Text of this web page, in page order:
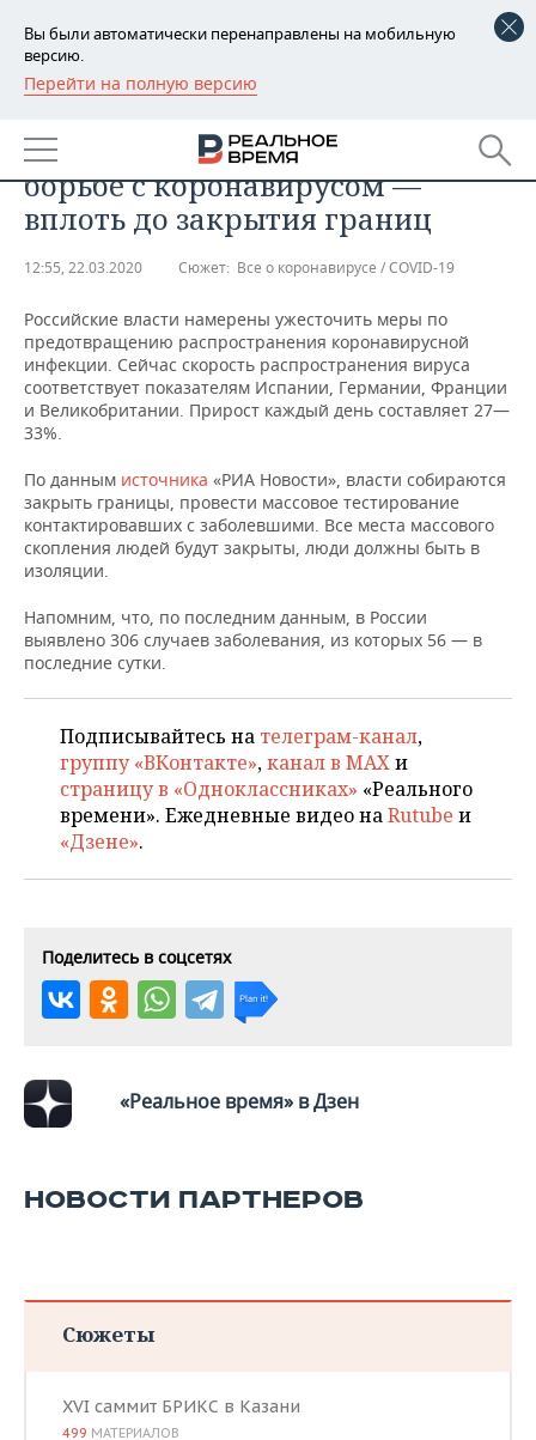
Вы были автоматически перенаправлены на мобильную
версию.
Перейти на полную версию
РЕГИОНЫ
БАШКОРТОСТАН
ТАТАРСТАН
НОВОСТИ
АНАЛИТИКА
КОРОЛИ ГОСЗАКАЗА ПФО
ВУЗЫ ТАТАРСТАНА
КОМУ ПРИНАДЛЕЖАТ
ТОРГОВЫЕ ЦЕНТРЫ
ТАТАРСТАНА
ФИНАНСЫ
БАНКИ
БЮДЖЕТ
ИНВЕСТИЦИИ
НОВОСТИ
ПРОМЫШЛЕННОСТИ
АГРОПРОМ
МАШИНОСТРОЕНИЕ
НЕФТЕХИМИЯ
ОПК
НЕДВИЖИМОСТЬ
НОВОСТИ НЕДВИЖИМОСТИ
АВТО
НОВОСТИ АВТО
БИЗНЕС
НОВОСТИ БИЗНЕСА
РОЗНИЧНАЯ ТОРГОВЛЯ
ТРАНСПОРТ
ТЕХНОЛОГИИ
НОВОСТИ ТЕХНОЛОГИЙ
IT
ТЕЛЕКОММУНИКАЦИИ
МЕРОПРИЯТИЯ
НОВОСТИ МЕРОПРИЯТИЙ
БИЗНЕС-БРАНЧИ
ONLINE-КОНФЕРЕНЦИИ
ОТКРЫТАЯ ЛЕКЦИЯ
СПОРТ
ФУТБОЛ
ХОККЕЙ
БАСКЕТБОЛ
КИБЕРСПОРТ
ФИГУРНОЕ КАТАНИЕ
ВОДНЫЕ ВИДЫ СПОРТА
ХОККЕЙ С МЯЧОМ
ОБЩЕСТВО
НОВОСТИ ОБЩЕСТВА
ВЛАСТЬ
ИНФРАСТРУКТУРА
КУЛЬТУРА
МЕДИЦИНА
ОБРАЗОВАНИЕ
ПРОИСШЕСТВИЯ
ФОТОГАЛЕРЕЯ
СЮЖЕТЫ
СПРАВОЧНИК
СПИСОК КОМПАНИЙ
собираются ужесточить меры по
борьбе с коронавирусом —
вплоть до закрытия границ
12:55, 22.03.2020 Сюжет: Все о коронавирусе / COVID-19
Российские власти намерены ужесточить меры по
предотвращению распространения коронавирусной
инфекции. Сейчас скорость распространения вируса
соответствует показателям Испании, Германии, Франции
и Великобритании. Прирост каждый день составляет 27—
33%.
По данным источника «РИА Новости», власти собираются
закрыть границы, провести массовое тестирование
контактировавших с заболевшими. Все места массового
скопления людей будут закрыты, люди должны быть в
изоляции.
Напомним, что, по последним данным, в России
выявлено 306 случаев заболевания, из которых 56 — в
последние сутки.
Подписывайтесь на телеграм-канал,
группу «ВКонтакте»,канал в MAXи
страницу в «Одноклассниках» «Реального
времени». Ежедневные видео наRutube и
«Дзене».
Поделитесь в соцсетях
«Реальное время» в Дзен
НОВОСТИ ПАРТНЕРОВ
Сюжеты
XVI саммит БРИКС в Казани
499 МАТЕРИАЛОВ